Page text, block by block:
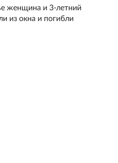
женщина и 3-летний
из окна и погибли